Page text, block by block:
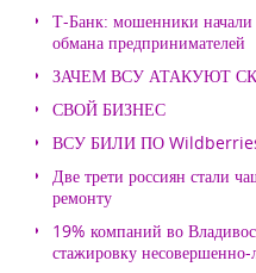
Т-Банк: мошенники начали
обмана предпринимателей
ЗАЧЕМ ВСУ АТАКУЮТ
СВОЙ БИЗНЕС
ВСУ БИЛИ ПО
Две трети россиян стали
ремонту
19% компаний во
стажировку несовершенно-